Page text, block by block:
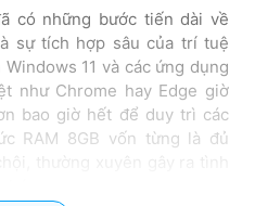
có những bước tiến dài về
sự tích hợp sâu của trí tuệ
11 và các ứng dụng
như Chrome hay Edge giờ
bao giờ hết để duy trì các
RAM 8GB vốn từng là đủ